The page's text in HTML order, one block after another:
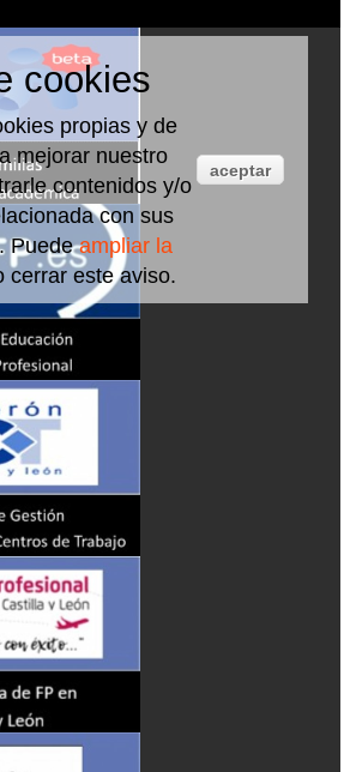
cookies
propias y de
mejorar nuestro
contenidos y/o
con sus
Puedeampliar la
cerrar este aviso.
aceptar